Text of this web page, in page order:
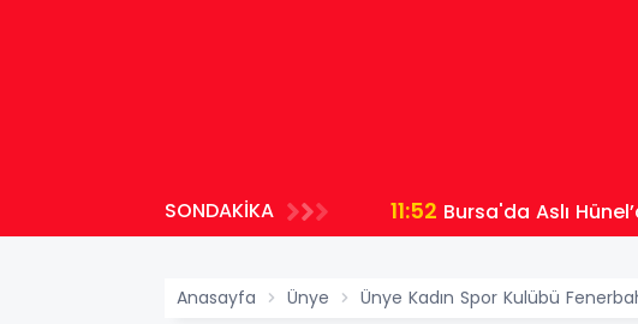
SONDAKİKA 11:52 Bursa'da Aslı
Anasayfa Ünye Ünye Kadın Spor Kulübü